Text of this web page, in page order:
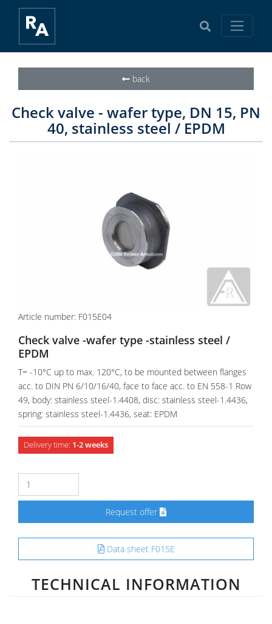
back
Check valve - wafer type, DN 15, PN
40, stainless steel / EPDM
Article number: F015E04
Check valve -wafer type -stainless steel /
EPDM
T= -10°C up to max. 120°C, to be mounted between flanges
acc. to DIN PN 6/10/16/40, face to face acc. to EN 558-1 Row
49, body: stainless steel-1.4408, disc: stainless steel-1.4436,
spring: stainless steel-1.4436, seat: EPDM
Delivery time: 1-2 weeks
Request offer
Data sheet F015E
TECHNICAL INFORMATION